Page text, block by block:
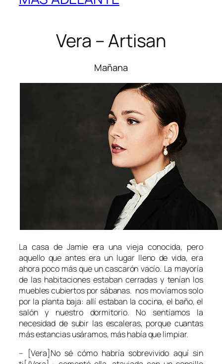
Vera – Artisan
Mañana
La casa de Jamie era una vieja conocida, pero
aquello que antes era un lugar lleno de vida, era
ahora poco más que un cascarón vacío. La mayoría
de las habitaciones estaban cerradas y tenían los
muebles cubiertos por sábanas. nos movíamos solo
por la planta baja: allí estaban la cocina, el baño, el
salón y nuestro dormitorio. No sentíamos la
necesidad de subir las escaleras, porque cuantas
más estancias usáramos, más había que limpiar.
– [Vera]No sé cómo habría sobrevivido aquí sin